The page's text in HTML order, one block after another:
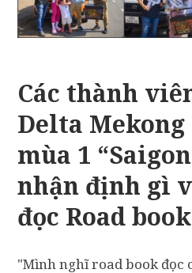
Các thành
Delta Mekong
mùa 1
nhận định gì
đọc Road
"Mình nghĩ road book đọc